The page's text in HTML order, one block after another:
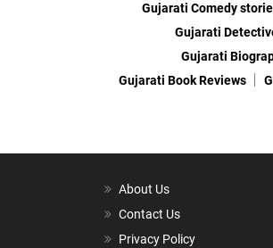
Gujarati Comedy
Gujarati
Gujarati
Gujarati Book Reviews
About Us
Contact Us
Privacy Policy